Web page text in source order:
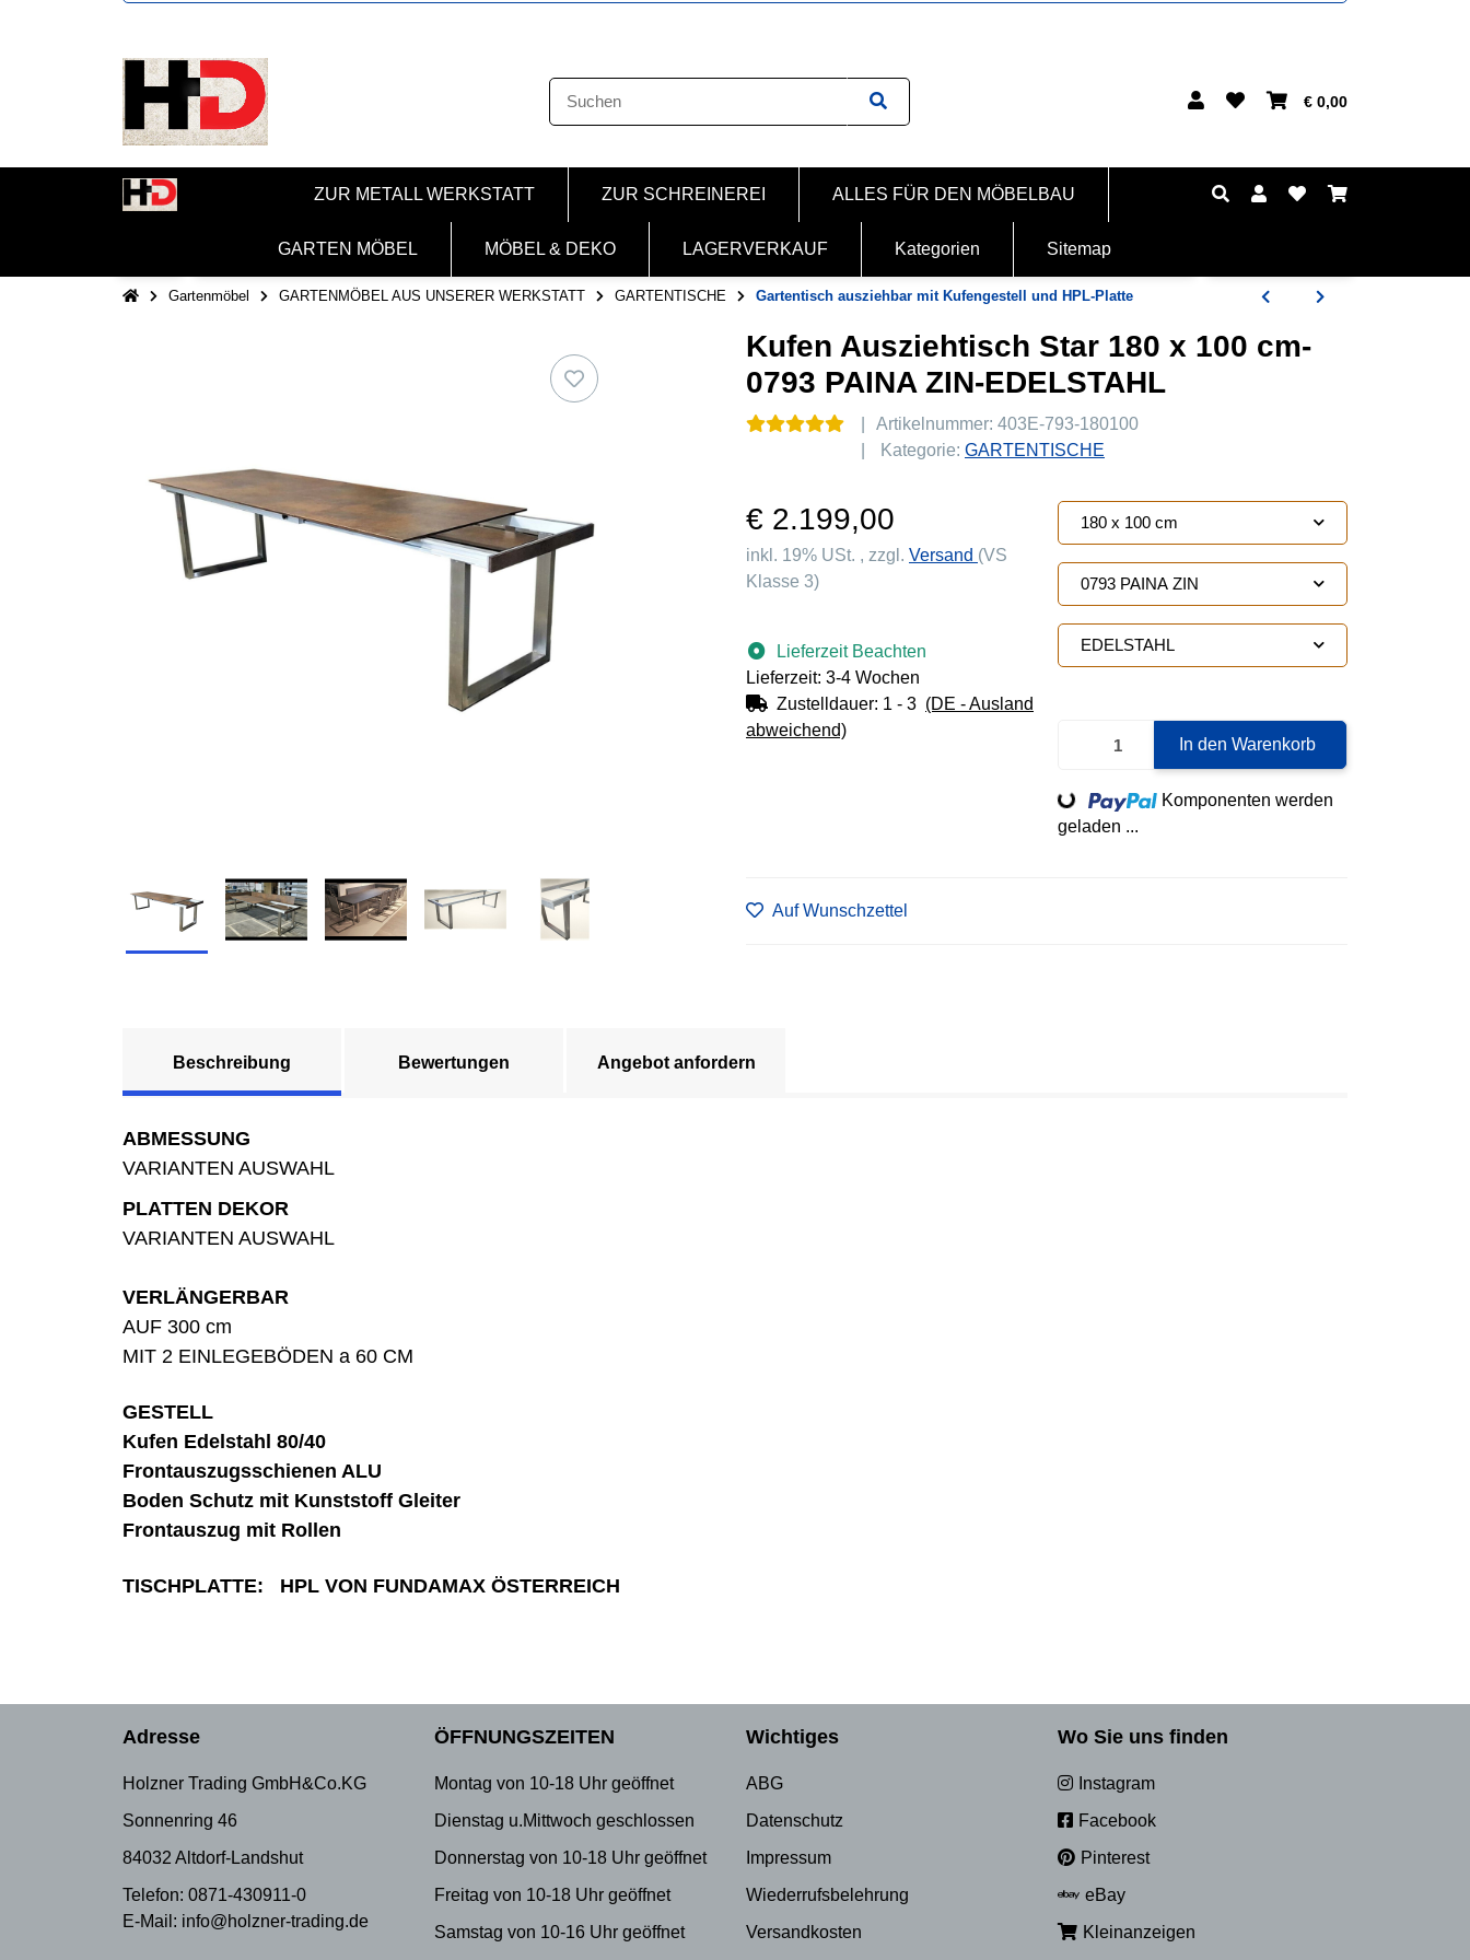
€ 0,00
ZUR METALL WERKSTATT ZUR SCHREINEREI ALLES FÜR DEN MÖBELBAU
GARTEN MÖBEL MÖBEL & DEKO LAGERVERKAUF Kategorien Sitemap
Gartenmöbel GARTENMÖBEL AUS UNSERER WERKSTATT GARTENTISCHE Gartentisch ausziehbar mit Kufengestell und HPL-Platte
Kufen Ausziehtisch Star 180 x 100 cm-
0793 PAINA ZIN-EDELSTAHL
Artikelnummer: 403E-793-180100
Kategorie: GARTENTISCHE
€ 2.199,00
inkl. 19% USt. , zzgl. Versand (VS
Klasse 3)
Lieferzeit Beachten
Lieferzeit: 3-4 Wochen
Zustelldauer: 1 - 3 (DE - Ausland
abweichend)
180 x 100 cm
0793 PAINA ZIN
EDELSTAHL
In den Warenkorb
Loading...
Komponenten werden
geladen ...
Auf Wunschzettel
Beschreibung Bewertungen Angebot anfordern
ABMESSUNG
VARIANTEN AUSWAHL
PLATTEN DEKOR
VARIANTEN AUSWAHL
VERLÄNGERBAR
AUF 300 cm
MIT 2 EINLEGEBÖDEN a 60 CM
GESTELL
Kufen Edelstahl 80/40
Frontauszugsschienen ALU
Boden Schutz mit Kunststoff Gleiter
Frontauszug mit Rollen
TISCHPLATTE: HPL VON FUNDAMAX ÖSTERREICH
Adresse
Holzner Trading GmbH&Co.KG
Sonnenring 46
84032 Altdorf-Landshut
Telefon: 0871-430911-0
E-Mail: info@holzner-trading.de
ÖFFNUNGSZEITEN
Montag von 10-18 Uhr geöffnet
Dienstag u.Mittwoch geschlossen
Donnerstag von 10-18 Uhr geöffnet
Freitag von 10-18 Uhr geöffnet
Samstag von 10-16 Uhr geöffnet
Wichtiges
ABG
Datenschutz
Impressum
Wiederrufsbelehrung
Versandkosten
Wo Sie uns finden
Instagram
Facebook
Pinterest
eBay
Kleinanzeigen